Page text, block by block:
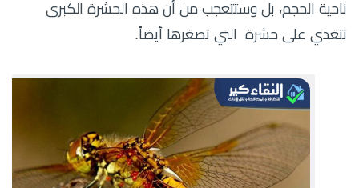
ناحية الحجم، بل وستتعجب من أن هذه الحشرة الكبرى
تتغذي على حشرة التي تصغرها أيضاً.